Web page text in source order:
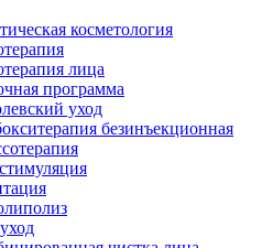
косметология
лица
программа
уход
безинъекционная